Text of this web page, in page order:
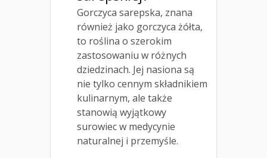
Gorczyca sarepska, znana
również jako gorczyca żółta,
to roślina o szerokim
zastosowaniu w różnych
dziedzinach. Jej nasiona są
nie tylko cennym składnikiem
kulinarnym, ale także
stanowią wyjątkowy
surowiec w medycynie
naturalnej i przemyśle.